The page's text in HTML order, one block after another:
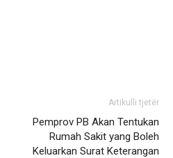
Artikulli tjetër
Pemprov PB Akan Tentukan
Rumah Sakit yang Boleh
Keluarkan Surat Keterangan